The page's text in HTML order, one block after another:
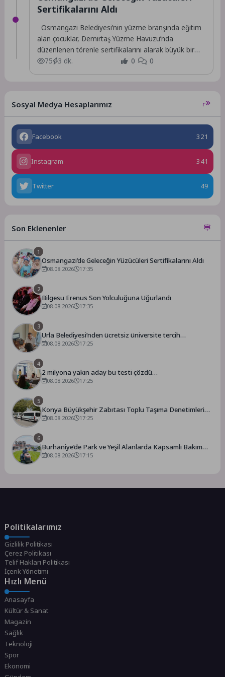
Sertifikalarını Aldı
Osmangazi Belediyesi’nin yüzme branşında eğitim
alan çocuklar, Demirtaş Yüzme Havuzu’nda
düzenlenen törenle sertifikalarını alarak büyük bir
mutluluk yaşadı.
75 3 dk. 0 0
Sosyal Medya Hesaplarımız
Facebook 321
Instagram 341
Twitter 49
Son Eklenenler
1
Osmangazi’de Geleceğin Yüzücüleri Sertifikalarını Aldı
08.08.2026 17:35
2
Bilgesu Erenus Son Yolculuğuna Uğurlandı
08.08.2026 17:35
3
Urla Belediyesi’nden ücretsiz üniversite tercih
danışmanlığı
08.08.2026 17:25
4
2 milyona yakın aday bu testi çözdü…
08.08.2026 17:25
5
Konya Büyükşehir Zabıtası Toplu Taşıma Denetimlerini
Sürdürüyor
08.08.2026 17:25
6
Burhaniye’de Park ve Yeşil Alanlarda Kapsamlı Bakım
Çalışmaları Sürüyor
08.08.2026 17:15
Politikalarımız
Gizlilik Politikası
Çerez Politikası
Telif Hakları Politikası
İçerik Yönetimi
Hızlı Menü
Anasayfa
Kültür & Sanat
Magazin
Sağlık
Teknoloji
Spor
Ekonomi